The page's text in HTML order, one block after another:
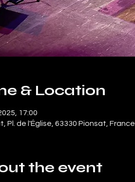
& Location
17:00
Pl. de l'Église, 63330 Pionsat, France
the event